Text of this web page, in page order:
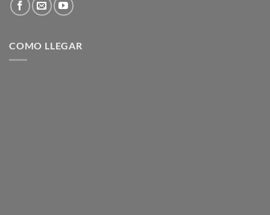
COMO LLEGAR